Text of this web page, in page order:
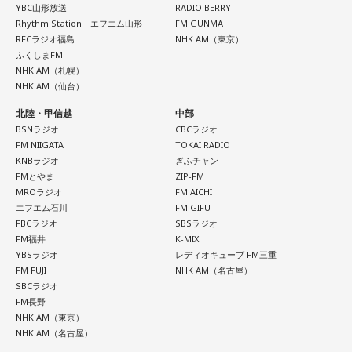
8月7日（金）19:00より、かつしかトリオのメンバー3人によ
る恒例の全曲試聴会をYouTubeで生配信します。メンバーの
楽しいトークとともに、ニューアルバム『SO-DAYONE !』の
収録曲をひと足早く紹介。それぞれの楽曲の聴きどころや制
作に込めた思いなどを、メンバー自身が解説。アルバムをよ
り深く楽しめる貴重な機会に触れることができます。
＜かつしかトリオ『SO-DAYONE !』全曲試聴会＞
配信日時：2026年8月7日（金）19:00～
出演：櫻井哲夫、神保 彰、向谷 実
※詳細は公式サイトをご確認ください
◆タワーレコードで応募抽選キャンペーン＆インストアイベ
ント開催
ニューアルバム『SO-DAYONE !』の発売を記念し、タワーレ
コードでは応募抽選キャンペーンと購入者特典企画を実施し
ます。また、2026年10月17日（土）には、タワーレコード
ない方は今すぐダウンロードして、当日までお待ちくださ
い！
まだ見ぬアーティストとの出会いも、お気に入りのアーティ
ストを追いかけながらライブハウスを巡る楽しみも、
MINAMI WHEELならでは。
今年も大阪・ミナミの街から、新たな音楽との出会いをお届
けします。どうぞご期待ください。
【イベント詳細】
Maxell presents FM802 MINAMI WHEEL 2026
●開催日時：2026年10月10日（土）・10月11日（日）・10
月12日（月・祝）
●出演アーティスト：
10/10(土) 出演
AARON / IRIS MONDO / 赤いくらげ / Aki / あたらよ / 雨烏 /
YBC山形放送
Rhythm Station エフエム山形
RFCラジオ福島
ふくしまFM
NHK AM（札幌）
NHK AM（仙台）
RADIO BERRY
FM GUNMA
NHK AM（東京）
北陸・甲信越
BSNラジオ
FM NIIGATA
KNBラジオ
FMとやま
MROラジオ
エフエム石川
FBCラジオ
FM福井
YBSラジオ
FM FUJI
SBCラジオ
FM長野
NHK AM（東京）
NHK AM（名古屋）
中部
CBCラジオ
TOKAI RADIO
ぎふチャン
ZIP-FM
FM AICHI
FM GIFU
SBSラジオ
K-MIX
レディオキューブ FM三重
NHK AM（名古屋）